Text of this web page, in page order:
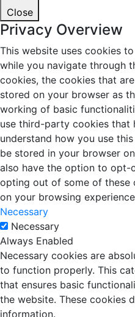
Close
Privacy Overview
This website uses cookies
while you navigate through
cookies, the cookies that
stored on your browser as
working of basic
use third-party cookies that
understand how you use
be stored in your browser
also have the option to opt-
opting out of some of these
on your browsing
Necessary
Necessary
Always Enabled
Necessary cookies are
to function properly. This
that ensures basic
the website. These cookies
information.